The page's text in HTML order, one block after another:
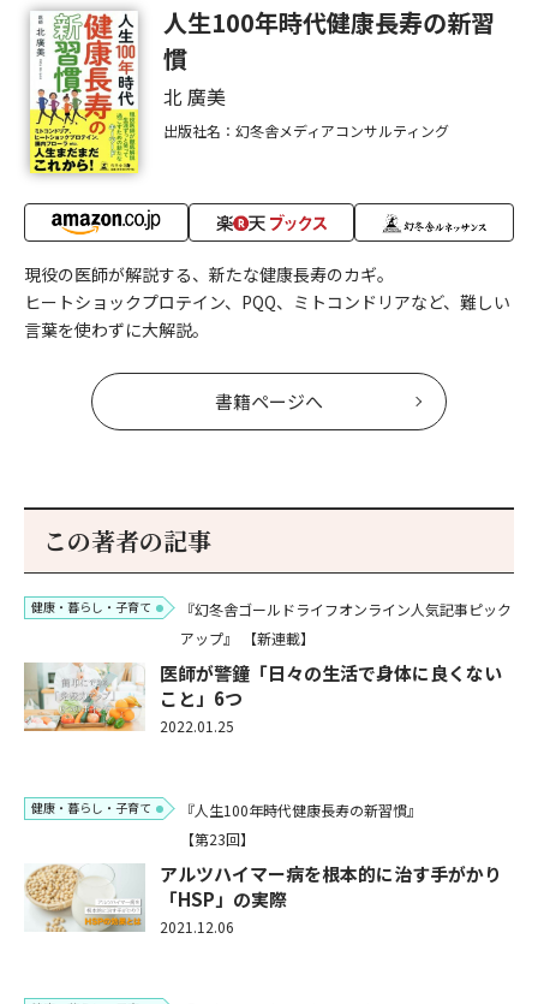
人生100年時代健康長寿の新習
慣
北 廣美
出版社名：幻冬舎メディアコンサルティング
現役の医師が解説する、新たな健康長寿のカギ。
ヒートショックプロテイン、PQQ、ミトコンドリアなど、難しい
言葉を使わずに大解説。
書籍ページへ
この著者の記事
健康・暮らし・子育て
『幻冬舎ゴールドライフオンライン人気記事ピック
アップ』
【新連載】
医師が警鐘「日々の生活で身体に良くない
こと」6つ
2022.01.25
健康・暮らし・子育て
『人生100年時代健康長寿の新習慣』
【第23回】
アルツハイマー病を根本的に治す手がかり
「HSP」の実際
2021.12.06